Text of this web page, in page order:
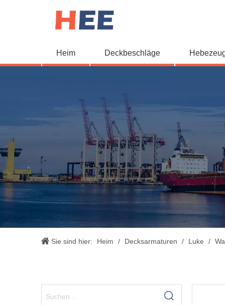
Heim Deckbeschläge
Sie sind hier: Heim / Decksarmaturen / Luke /